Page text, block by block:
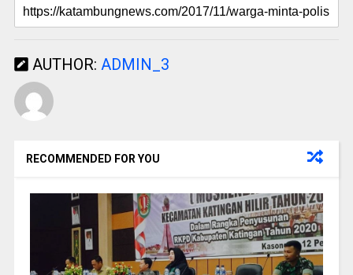
AUTHOR: ADMIN_3
RECOMMENDED FOR YOU